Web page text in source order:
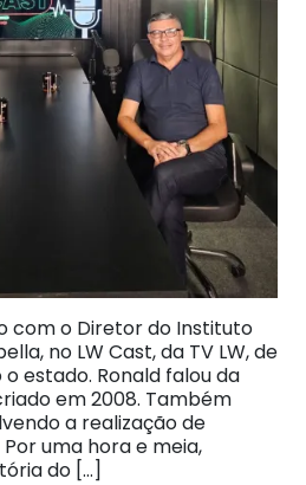
com o Diretor do Instituto
no LW Cast, da TV LW, de
estado. Ronald falou da
em 2008. Também
a realização de
uma hora e meia,
do […]